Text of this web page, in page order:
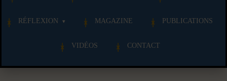
RÉFLEXION MAGAZINE PUBLICATIONS
VIDÉOS CONTACT